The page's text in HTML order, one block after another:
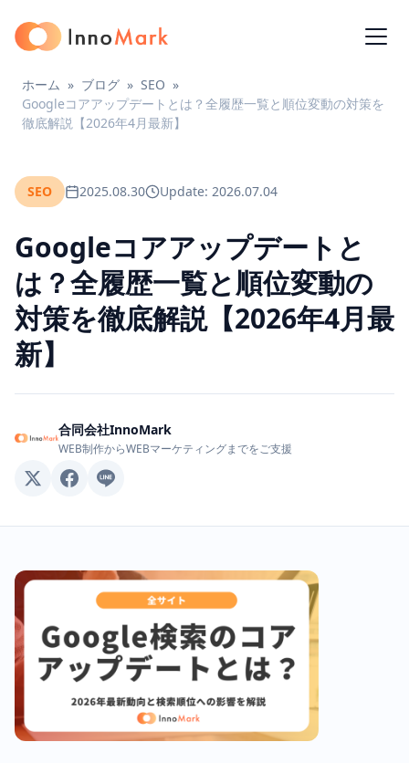
ホーム » ブログ » SEO »
Googleコアアップデートとは？全履歴一覧と順位変動の対策を
徹底解説【2026年4月最新】
SEO 2025.08.30 Update: 2026.07.04
Googleコアアップデートと
は？全履歴一覧と順位変動の
対策を徹底解説【2026年4月最
新】
合同会社InnoMark
WEB制作からWEBマーケティングまでをご支援